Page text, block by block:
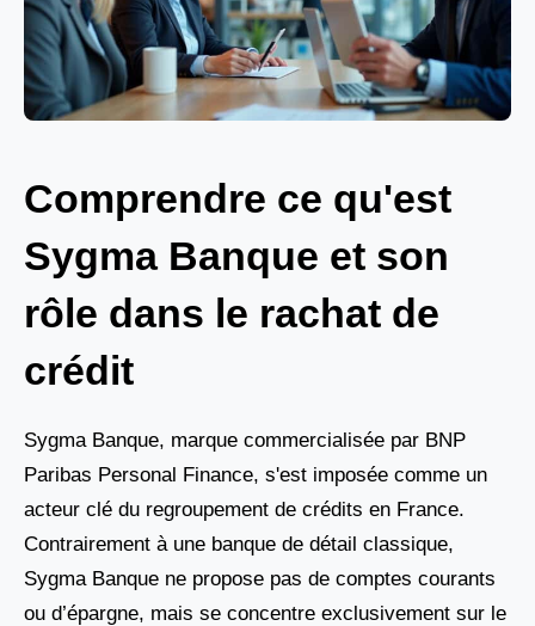
Comprendre ce qu'est
Sygma Banque et son
rôle dans le rachat de
crédit
Sygma Banque, marque commercialisée par BNP
Paribas Personal Finance, s'est imposée comme un
acteur clé du regroupement de crédits en France.
Contrairement à une banque de détail classique,
Sygma Banque ne propose pas de comptes courants
ou d’épargne, mais se concentre exclusivement sur le